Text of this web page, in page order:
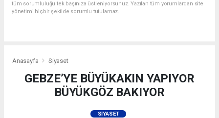
tüm sorumluluğu tek başınıza üstleniyorsunuz. Yazılan tüm yorumlardan site
yönetimi hiçbir şekilde sorumlu tutulamaz.
Anasayfa Siyaset
GEBZE’YE BÜYÜKAKIN YAPIYOR
BÜYÜKGÖZ BAKIYOR
SIYASET